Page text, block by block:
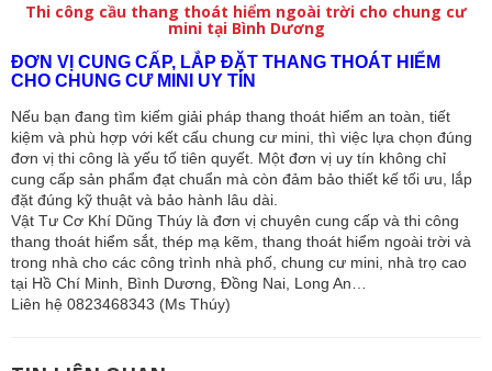
Thi công cầu thang thoát hiểm ngoài trời cho chung cư
mini tại Bình Dương
ĐƠN VỊ CUNG CẤP, LẮP ĐẶT THANG THOÁT HIỂM
CHO CHUNG CƯ MINI UY TÍN
Nếu bạn đang tìm kiếm giải pháp thang thoát hiểm an toàn, tiết
kiệm và phù hợp với kết cấu chung cư mini, thì việc lựa chọn đúng
đơn vị thi công là yếu tố tiên quyết. Một đơn vị uy tín không chỉ
cung cấp sản phẩm đạt chuẩn mà còn đảm bảo thiết kế tối ưu, lắp
đặt đúng kỹ thuật và bảo hành lâu dài.
Vật Tư Cơ Khí Dũng Thúy là đơn vị chuyên cung cấp và thi công
thang thoát hiểm sắt, thép mạ kẽm, thang thoát hiểm ngoài trời và
trong nhà cho các công trình nhà phố, chung cư mini, nhà trọ cao
tại Hồ Chí Minh, Bình Dương, Đồng Nai, Long An…
Liên hệ 0823468343 (Ms Thúy)